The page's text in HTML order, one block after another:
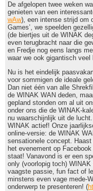
De afgelopen twee weken
genieten van een
wAw), een intense strijd om
Games’, we speelden
(de biertjes uit de WINAK
even terugbracht naar die
en Fredje nog eens langs
waar we ook gigantisch veel
Nu is het eindelijk
voor sommigen de ideale
Dan niet één van alle
de WINAK WAN deden,
gepland stonden om al uit
onder ons die de WINAK-
nu waarschijnlijk uit de
WINAK actief! Onze
online-versie: de WINAK
sensationele concept.
het evenement op
staat! Vanavond is er een
only (voorlopig toch)
vaagste passie, fun fact of
minstens even vage mede-
onderwerp te presenteren! (